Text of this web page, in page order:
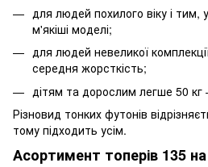
для людей похилого віку і тим,
м'якіші моделі;
для людей невеликої
середня жорсткість;
дітям та дорослим легше 50 кг
Різновид тонких футонів
тому підходить усім.
Асортимент топерів 135